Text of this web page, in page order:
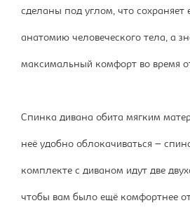
сделаны под углом, что сохраняет
анатомию человеческого тела, а
максимальный комфорт во время
Спинка дивана обита мягким
неё удобно облокачиваться –
комплекте с диваном идут две
чтобы вам было ещё комфортнее